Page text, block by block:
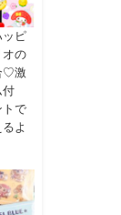
ッピ
オの
♡激
付
トで
よ